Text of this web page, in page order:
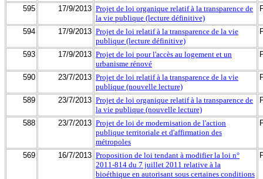
595 17/9/2013 Projet de loi organique relatif à la transparence de
la vie publique (lecture définitive)
594 17/9/2013 Projet de loi relatif à la transparence de la vie
publique (lecture définitive)
593 17/9/2013 Projet de loi pour l'accès au logement et un
urbanisme rénové
590 23/7/2013 Projet de loi relatif à la transparence de la vie
publique (nouvelle lecture)
589 23/7/2013 Projet de loi organique relatif à la transparence de
la vie publique (nouvelle lecture)
588 23/7/2013 Projet de loi de modernisation de l'action
publique territoriale et d'affirmation des
métropoles
569 16/7/2013 Proposition de loi tendant à modifier la loi n°
2011-814 du 7 juillet 2011 relative à la
bioéthique en autorisant sous certaines conditions